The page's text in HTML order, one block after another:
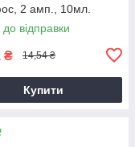
2 амп., 10мл.
до відправки
₴ 14,54 ₴
Купити